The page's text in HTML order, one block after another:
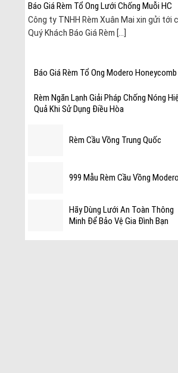
Báo Giá Rèm Tổ Ong Lưới Chống Muỗi HC
Công ty TNHH Rèm Xuân Mai xin gửi tới
Quý Khách Báo Giá Rèm [...]
Báo Giá Rèm Tổ Ong Modero Honeycomb
Rèm Ngăn Lạnh Giải Pháp Chống Nóng
Quả Khi Sử Dụng Điều Hòa
Rèm Cầu Vồng Trung Quốc
999 Mẫu Rèm Cầu Vồng Modero
Hãy Dùng Lưới An Toàn Thông
Minh Để Bảo Vệ Gia Đình Bạn